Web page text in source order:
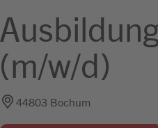
(m/w/d)
44803 Bochum